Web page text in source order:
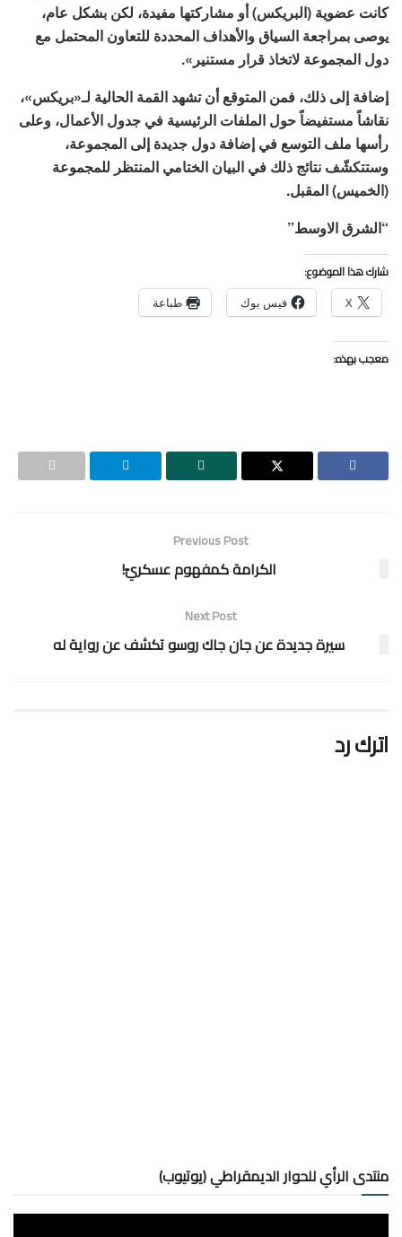
كانت عضوية (البريكس) أو مشاركتها مفيدة، لكن بشكل عام،
يوصى بمراجعة السياق والأهداف المحددة للتعاون المحتمل مع
دول المجموعة لاتخاذ قرار مستنير».
إضافة إلى ذلك، فمن المتوقع أن تشهد القمة الحالية لـ«بريكس»،
نقاشاً مستفيضاً حول الملفات الرئيسية في جدول الأعمال، وعلى
رأسها ملف التوسع في إضافة دول جديدة إلى المجموعة،
وستتكشّف نتائج ذلك في البيان الختامي المنتظر للمجموعة
(الخميس) المقبل.
“الشرق الاوسط”
شارك هذا الموضوع:
X فيس بوك طباعة
معجب بهذه:
Previous Post
الكرامة كمفهوم عسكريّ!
Next Post
سيرة جديدة عن جان جاك روسو تكشف عن رواية له
اترك رد
منتدى الرأي للحوار الديمقراطي (يوتيوب)